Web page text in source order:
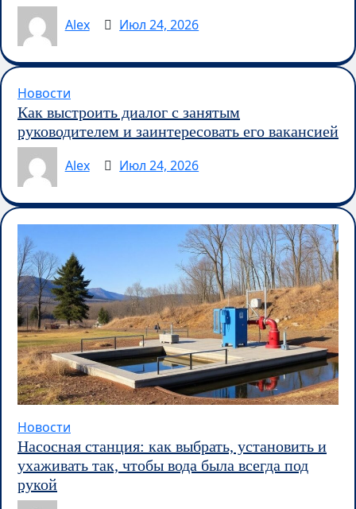
Alex
Июл 24, 2026
Новости
Как выстроить диалог с занятым
руководителем и заинтересовать его вакансией
Alex
Июл 24, 2026
Новости
Насосная станция: как выбрать, установить и
ухаживать так, чтобы вода была всегда под
рукой